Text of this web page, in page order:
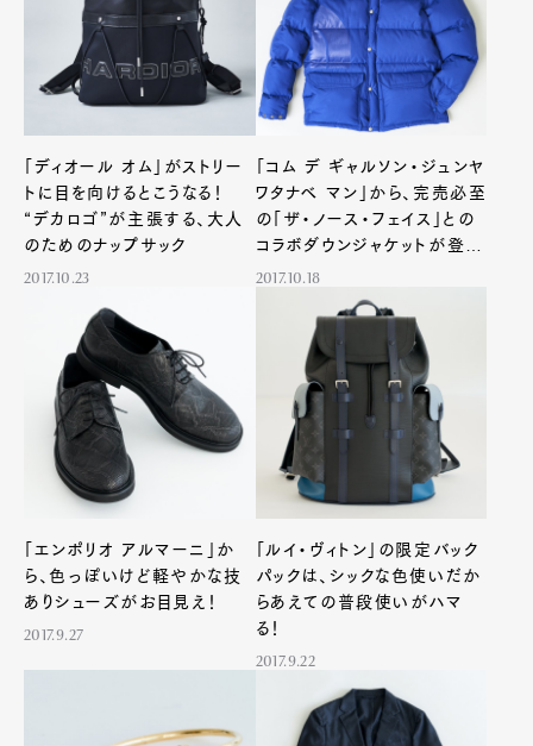
「ディオール オム」がストリー
トに目を向けるとこうなる！
“デカロゴ”が主張する、大人
のためのナップサック
2017.10.23
「コム デ ギャルソン・ジュンヤ
ワタナベ マン」から、完売必至
の「ザ・ノース・フェイス」との
コラボダウンジャケットが登
場！
2017.10.18
「エンポリオ アルマーニ」か
ら、色っぽいけど軽やかな技
ありシューズがお目見え！
2017.9.27
「ルイ・ヴィトン」の限定バック
パックは、シックな色使いだか
らあえての普段使いがハマ
る！
2017.9.22